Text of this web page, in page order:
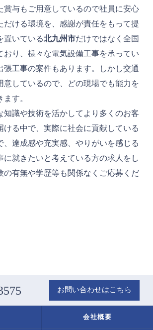
賞与もご用意しているので社員に安心
だける環境を、感謝が責任をもって提
置いている北九州市だけではなく全国
おり、様々な電気設備工事を承ってい
張工事の案件もあります。しかし交通
意しているので、どの現場でも能力を
す。
知識や技術を活かしてより多くのお客
ける中で、実際に社会に貢献している
、達成感や充実感、やりがいを感じる
に就きたいと考えている方の求人をし
の有無や学歴等も関係なくご応募くだ
お問い合わせはこちら
会社概要